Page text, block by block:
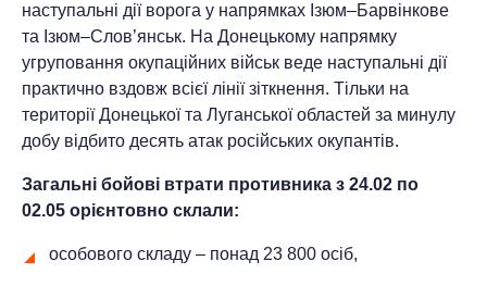
наступальні дії ворога у напрямках Ізюм–Барвінкове
та Ізюм–Слов’янськ. На Донецькому напрямку
угруповання окупаційних військ веде наступальні дії
практично вздовж всієї лінії зіткнення. Тільки на
території Донецької та Луганської областей за минулу
добу відбито десять атак російських окупантів.
Загальні бойові втрати противника з 24.02 по
02.05 орієнтовно склали:
особового складу ‒ понад 23 800 осіб,